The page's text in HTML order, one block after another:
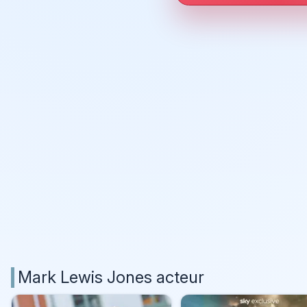
Mark Lewis Jones acteur